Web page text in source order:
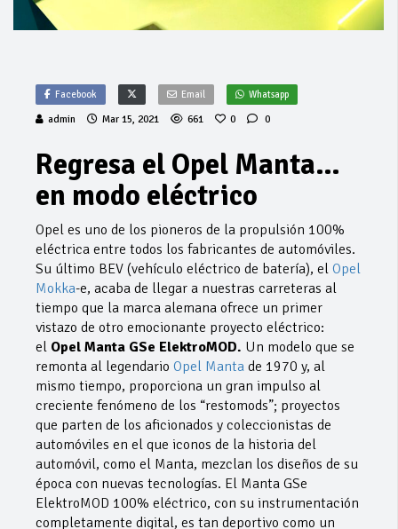
Facebook Email Whatsapp
admin Mar 15, 2021 661 0 0
Regresa el Opel Manta…
en modo eléctrico
Opel es uno de los pioneros de la propulsión 100%
eléctrica entre todos los fabricantes de automóviles.
Su último BEV (vehículo eléctrico de batería), el Opel
Mokka-e, acaba de llegar a nuestras carreteras al
tiempo que la marca alemana ofrece un primer
vistazo de otro emocionante proyecto eléctrico:
el Opel Manta GSe ElektroMOD. Un modelo que se
remonta al legendario Opel Manta de 1970 y, al
mismo tiempo, proporciona un gran impulso al
creciente fenómeno de los “restomods”; proyectos
que parten de los aficionados y coleccionistas de
automóviles en el que iconos de la historia del
automóvil, como el Manta, mezclan los diseños de su
época con nuevas tecnologías. El Manta GSe
ElektroMOD 100% eléctrico, con su instrumentación
completamente digital, es tan deportivo como un